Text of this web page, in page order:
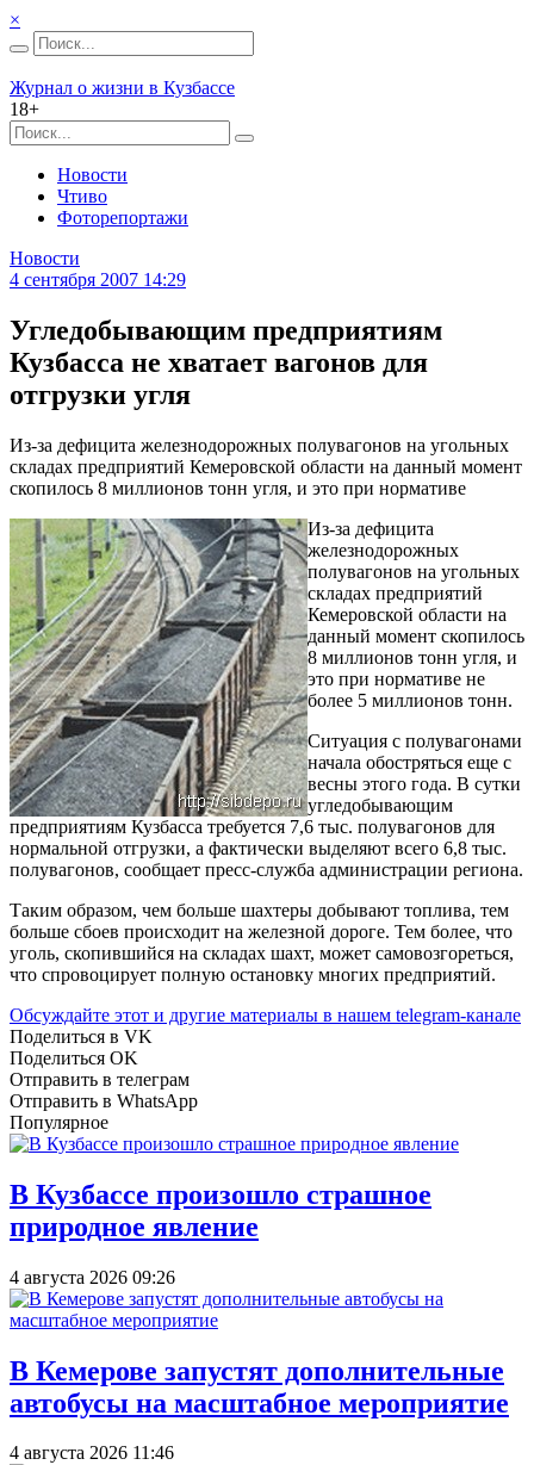
×
Журнал о жизни в Кузбассе
18+
Новости
Чтиво
Фоторепортажи
Новости
4 сентября 2007 14:29
Угледобывающим предприятиям
Кузбасса не хватает вагонов для
отгрузки угля
Из-за дефицита железнодорожных полувагонов на угольных
складах предприятий Кемеровской области на данный момент
скопилось 8 миллионов тонн угля, и это при нормативе
Из-за дефицита
железнодорожных
полувагонов на угольных
складах предприятий
Кемеровской области на
данный момент скопилось
8 миллионов тонн угля, и
это при нормативе не
более 5 миллионов тонн.
Ситуация с полувагонами
начала обостряться еще с
весны этого года. В сутки
угледобывающим
предприятиям Кузбасса требуется 7,6 тыс. полувагонов для
нормальной отгрузки, а фактически выделяют всего 6,8 тыс.
полувагонов, сообщает пресс-служба администрации региона.
Таким образом, чем больше шахтеры добывают топлива, тем
больше сбоев происходит на железной дороге. Тем более, что
уголь, скопившийся на складах шахт, может самовозгореться,
что спровоцирует полную остановку многих предприятий.
Обсуждайте этот и другие материалы в нашем telegram-канале
Поделиться в VK
Поделиться OK
Отправить в телеграм
Отправить в WhatsApp
Популярное
В Кузбассе произошло страшное
природное явление
4 августа 2026 09:26
В Кемерове запустят дополнительные
автобусы на масштабное мероприятие
4 августа 2026 11:46